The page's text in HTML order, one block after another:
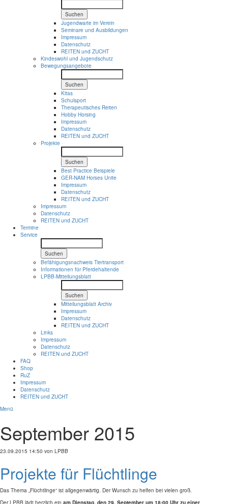
Suchen
Jugendwarte im Verein
Seminare und Ausbildungen
Impressum
Datenschutz
REITEN und ZUCHT
Kindeswohl und Jugendschutz
Bewegungsangebote
Suchen
Kitas
Schulsport
Therapeutisches Reiten
Hobby Horsing
Impressum
Datenschutz
REITEN und ZUCHT
Projekte
Suchen
Best Practice Beispiele
GER-NAM Horses Unite
Impressum
Datenschutz
REITEN und ZUCHT
Impressum
Datenschutz
REITEN und ZUCHT
Termine
Service
Suchen
Befähigungsnachweis Tiertransport
Informationen für Pferdehaltende
LPBB-Mitteilungsblatt
Suchen
Mitteilungsblatt Archiv
Impressum
Datenschutz
REITEN und ZUCHT
Links
Impressum
Datenschutz
REITEN und ZUCHT
FAQ
Shop
RuZ
Impressum
Datenschutz
REITEN und ZUCHT
Menü
September 2015
23.09.2015 14:50 von LPBB
Projekte für Flüchtlinge
Das Thema „Flüchtlinge“ ist allgegenwärtig. Der Wunsch zu helfen bei vielen groß.